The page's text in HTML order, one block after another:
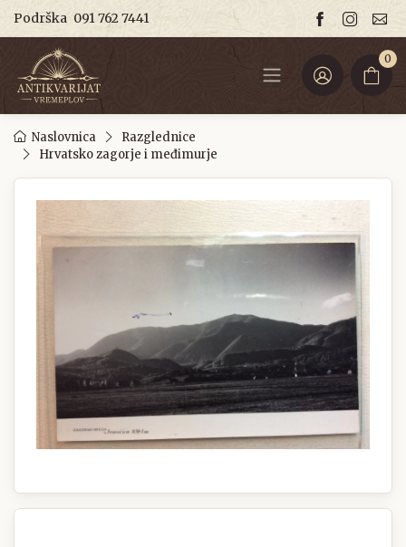
Podrška 091 762 7441
0
Naslovnica
Razglednice
Hrvatsko zagorje i međimurje